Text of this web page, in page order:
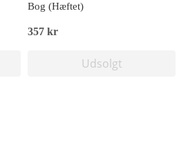
Bog (Hæftet)
357 kr
Udsolgt